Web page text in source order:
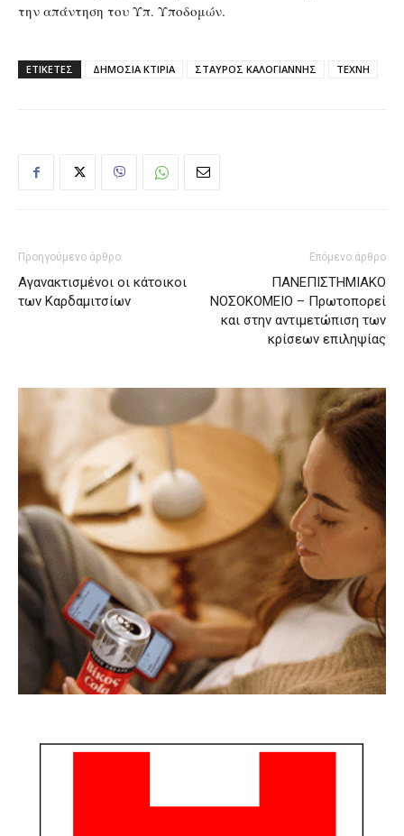
την απάντηση του Υπ. Υποδομών.
ΕΤΙΚΕΤΕΣ ΔΗΜΟΣΙΑ ΚΤΙΡΙΑ ΣΤΑΥΡΟΣ ΚΑΛΟΓΙΑΝΝΗΣ ΤΕΧΝΗ
Προηγούμενο άρθρο
Αγανακτισμένοι οι κάτοικοι
των Καρδαμιτσίων
Επόμενο άρθρο
ΠΑΝΕΠΙΣΤΗΜΙΑΚΟ
ΝΟΣΟΚΟΜΕΙΟ – Πρωτοπορεί
και στην αντιμετώπιση των
κρίσεων επιληψίας